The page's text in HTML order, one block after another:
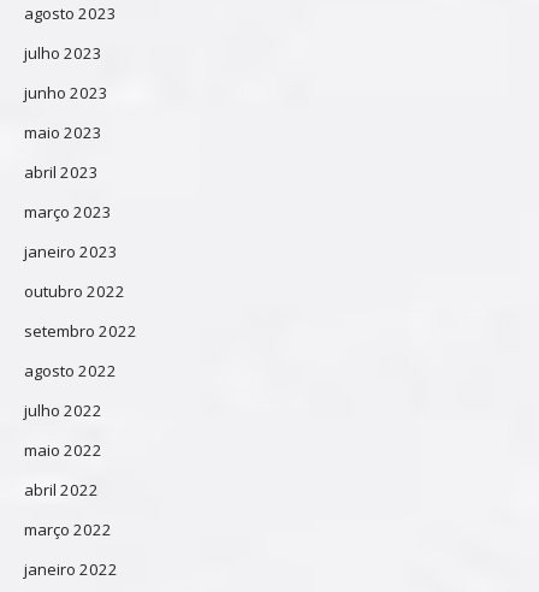
agosto 2023
julho 2023
junho 2023
maio 2023
abril 2023
março 2023
janeiro 2023
outubro 2022
setembro 2022
agosto 2022
julho 2022
maio 2022
abril 2022
março 2022
janeiro 2022